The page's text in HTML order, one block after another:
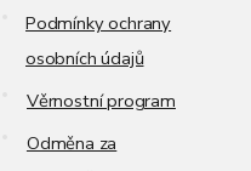
Podmínky ochrany
osobních údajů
Věrnostní program
Odměna za